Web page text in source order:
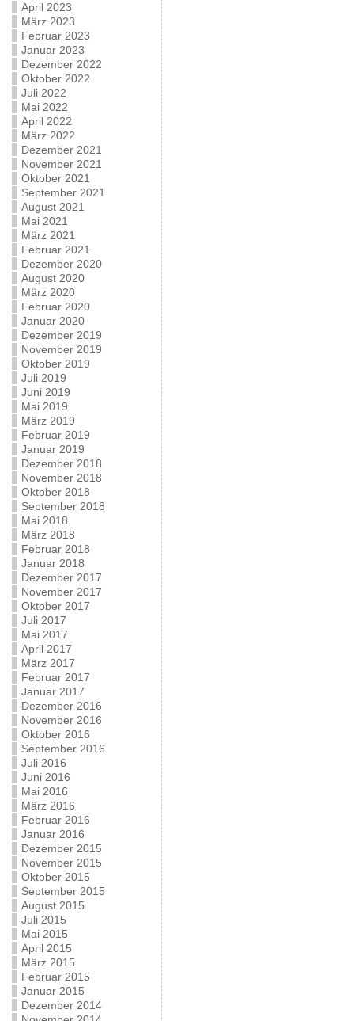
April 2023
März 2023
Februar 2023
Januar 2023
Dezember 2022
Oktober 2022
Juli 2022
Mai 2022
April 2022
März 2022
Dezember 2021
November 2021
Oktober 2021
September 2021
August 2021
Mai 2021
März 2021
Februar 2021
Dezember 2020
August 2020
März 2020
Februar 2020
Januar 2020
Dezember 2019
November 2019
Oktober 2019
Juli 2019
Juni 2019
Mai 2019
März 2019
Februar 2019
Januar 2019
Dezember 2018
November 2018
Oktober 2018
September 2018
Mai 2018
März 2018
Februar 2018
Januar 2018
Dezember 2017
November 2017
Oktober 2017
Juli 2017
Mai 2017
April 2017
März 2017
Februar 2017
Januar 2017
Dezember 2016
November 2016
Oktober 2016
September 2016
Juli 2016
Juni 2016
Mai 2016
März 2016
Februar 2016
Januar 2016
Dezember 2015
November 2015
Oktober 2015
September 2015
August 2015
Juli 2015
Mai 2015
April 2015
März 2015
Februar 2015
Januar 2015
Dezember 2014